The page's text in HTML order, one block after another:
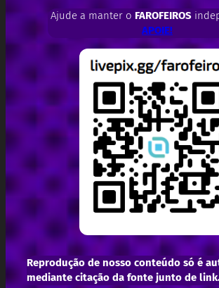
Ajude a manter o FAROFEIROS
APOIE!
Reprodução de nosso conteúdo só é
mediante citação da fonte junto de